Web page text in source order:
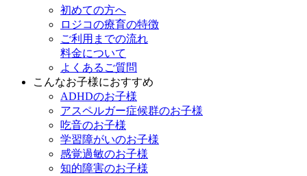
初めての方へ
ロジコの療育の特徴
ご利用までの流れ
料金について
よくあるご質問
こんなお子様におすすめ
ADHDのお子様
アスペルガー症候群のお子様
吃音のお子様
学習障がいのお子様
感覚過敏のお子様
知的障害のお子様